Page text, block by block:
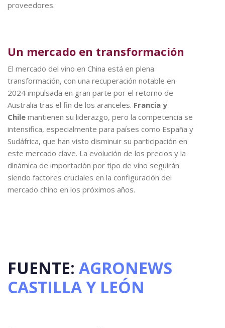
proveedores.
Un mercado en transformación
El mercado del vino en China está en plena
transformación, con una recuperación notable en
2024 impulsada en gran parte por el retorno de
Australia tras el fin de los aranceles. Francia y
Chile mantienen su liderazgo, pero la competencia se
intensifica, especialmente para países como España y
Sudáfrica, que han visto disminuir su participación en
este mercado clave. La evolución de los precios y la
dinámica de importación por tipo de vino seguirán
siendo factores cruciales en la configuración del
mercado chino en los próximos años.
FUENTE: AGRONEWS
CASTILLA Y LEÓN